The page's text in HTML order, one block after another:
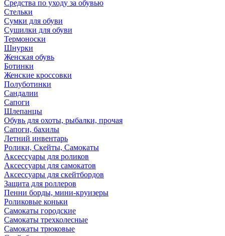
Средства по уходу за обувью
Стельки
Сумки для обуви
Сушилки для обуви
Термоноски
Шнурки
Женская обувь
Ботинки
Женские кроссовки
Полуботинки
Сандалии
Сапоги
Шлепанцы
Обувь для охоты, рыбалки, прочая
Сапоги, бахилы
Летний инвентарь
Ролики, Скейты, Самокаты
Аксессуары для роликов
Аксессуары для самокатов
Аксессуары для скейтбордов
Защита для роллеров
Пенни борды, мини-круизеры
Роликовые коньки
Самокаты городские
Самокаты трехколесные
Самокаты трюковые